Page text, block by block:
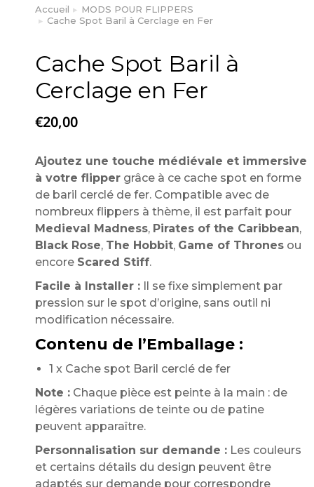
Vous êtes ici :
Accueil
MODS POUR FLIPPERS
Cache Spot Baril à Cerclage en Fer
Cache Spot Baril à
Cerclage en Fer
€20,00
Ajoutez une touche médiévale et immersive
à votre flipper grâce à ce cache spot en forme
de baril cerclé de fer. Compatible avec de
nombreux flippers à thème, il est parfait pour
Medieval Madness, Pirates of the Caribbean,
Black Rose, The Hobbit, Game of Thrones ou
encore Scared Stiff.
Facile à Installer : Il se fixe simplement par
pression sur le spot d’origine, sans outil ni
modification nécessaire.
Contenu de l’Emballage :
1 x Cache spot Baril cerclé de fer
Note : Chaque pièce est peinte à la main : de
légères variations de teinte ou de patine
peuvent apparaître.
Personnalisation sur demande : Les couleurs
et certains détails du design peuvent être
adaptés sur demande pour correspondre